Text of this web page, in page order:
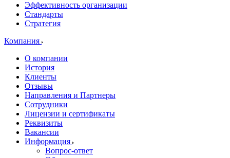
Эффективность организации
Стандарты
Стратегия
Компания
О компании
История
Клиенты
Отзывы
Направления и Партнеры
Сотрудники
Лицензии и сертификаты
Реквизиты
Вакансии
Информация
Вопрос-ответ